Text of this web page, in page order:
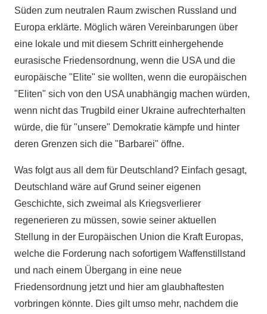
Süden zum neutralen Raum zwischen Russland und
Europa erklärte. Möglich wären Vereinbarungen über
eine lokale und mit diesem Schritt einhergehende
eurasische Friedensordnung, wenn die USA und die
europäische "Elite" sie wollten, wenn die europäischen
"Eliten" sich von den USA unabhängig machen würden,
wenn nicht das Trugbild einer Ukraine aufrechterhalten
würde, die für "unsere" Demokratie kämpfe und hinter
deren Grenzen sich die "Barbarei" öffne.
Was folgt aus all dem für Deutschland? Einfach gesagt,
Deutschland wäre auf Grund seiner eigenen
Geschichte, sich zweimal als Kriegsverlierer
regenerieren zu müssen, sowie seiner aktuellen
Stellung in der Europäischen Union die Kraft Europas,
welche die Forderung nach sofortigem Waffenstillstand
und nach einem Übergang in eine neue
Friedensordnung jetzt und hier am glaubhaftesten
vorbringen könnte. Dies gilt umso mehr, nachdem die